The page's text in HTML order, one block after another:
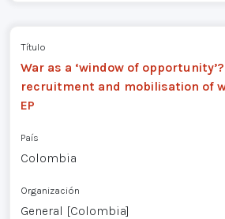
Título
War as a ‘window of opportunity’?
recruitment and mobilisation of
EP
País
Colombia
Organización
General [Colombia]